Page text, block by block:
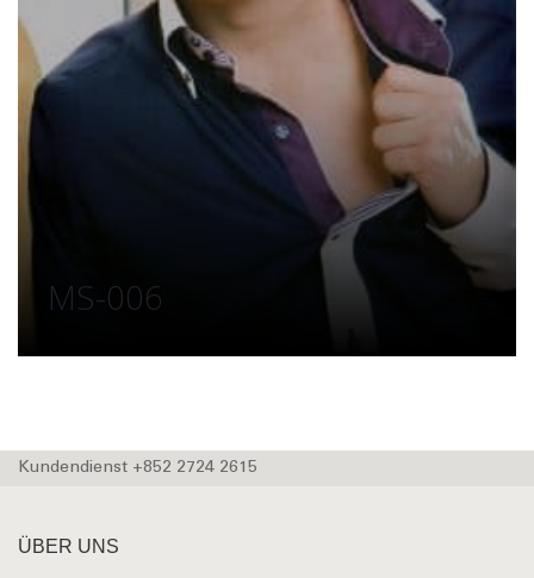
MS-006
Kundendienst +852 2724 2615
ÜBER UNS